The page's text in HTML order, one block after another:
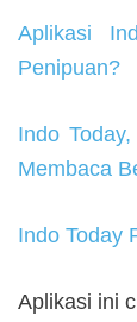
Aplikasi
Penipuan?
Indo
Membaca
Indo Today
Aplikasi ini